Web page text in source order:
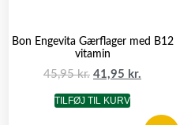
Bon Engevita Gærflager med B12
vitamin
45,95kr. 41,95 kr.
TILFØJ TIL KURV